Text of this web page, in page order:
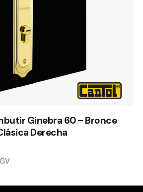
Ginebra 60 – Bronce
Derecha